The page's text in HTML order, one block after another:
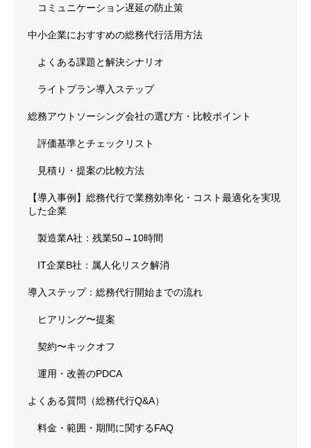
コミュニケーション遅延の防止策
中小企業におすすめの総務代行活用方法
よくある課題と解決シナリオ
ライトプラン導入ステップ
総務アウトソーシング会社の選び方・比較ポイント
評価基準とチェックリスト
見積り・提案の比較方法
【導入事例】総務代行で業務効率化・コスト最適化を実現
した企業
製造業A社：残業50→10時間
IT企業B社：属人化リスク解消
導入ステップ：総務代行開始までの流れ
ヒアリング〜提案
契約〜キックオフ
運用・改善のPDCA
よくある質問（総務代行Q&A）
料金・範囲・期間に関するFAQ